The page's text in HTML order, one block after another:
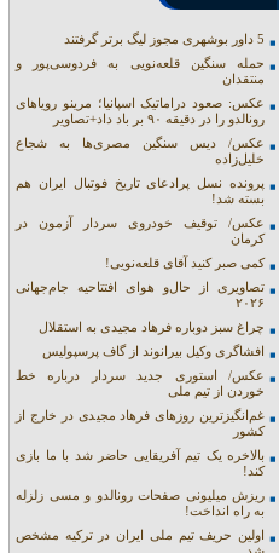
5 داور بوشهری مجوز لیگ برتر گرفتند
حمله سنگین قلعه‌نویی به فردوسی‌پور و
منتقدان
عکس: صعود دراماتیک اسپانیا؛ مرینو رویاهای
رونالدو را در دقیقه ۹۰ بر باد داد+تصاویر
عکس/ دیس سنگین مصری‌ها به شجاع
خلیل‌زاده
پرونده نسل پرادعای تاریخ فوتبال ایران هم
بسته شد!
عکس/ توقیف خودروی سردار آزمون در
کرمان
کمی صبر کنید آقای قلعه‌نویی!
تصاویری از حال‌و هوای افتتاحیه جام‌جهانی
۲۰۲۶
چراغ سبز دوباره فرهاد مجیدی به استقلال
افشاگری وکیل بیرانوند از گاف‌ پرسپولیس
عکس/ استوری جدید سردار درباره خط
خوردن از تیم ملی
غم‌انگیزترین روزهای فرهاد مجیدی در خارج از
کشور
بالاخره یک تیم آفریقایی حاضر شد با ما بازی
کند!
ریزش میلیونی صفحات رونالدو و مسی زلزله
به راه انداخت!
اولین حریف تیم ملی ایران در ترکیه مشخص